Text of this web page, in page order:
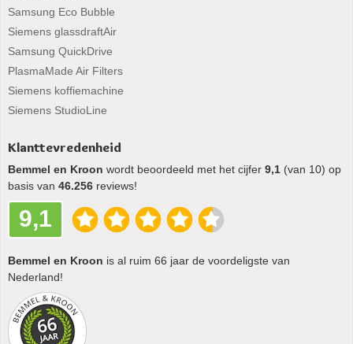
Samsung Eco Bubble
Siemens glassdraftAir
Samsung QuickDrive
PlasmaMade Air Filters
Siemens koffiemachine
Siemens StudioLine
Klanttevredenheid
Bemmel en Kroon wordt beoordeeld met het cijfer 9,1 (van 10) op
basis van 46.256 reviews!
9,1
Bemmel en Kroon is al ruim 66 jaar de voordeligste van
Nederland!